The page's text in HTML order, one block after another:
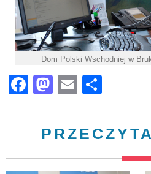
Dom Polski Wschodniej w
Facebook
Mastodon
Email